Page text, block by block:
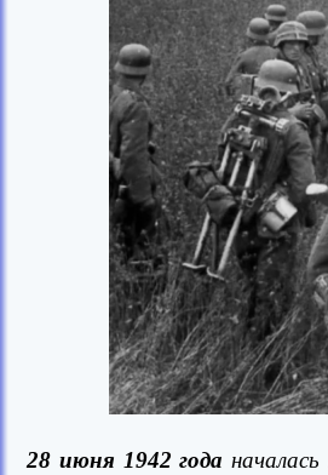
28 июня 1942 года